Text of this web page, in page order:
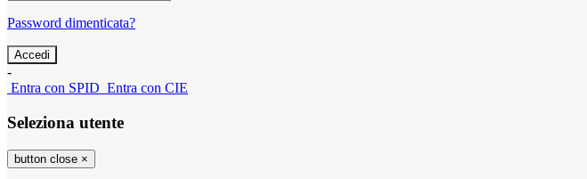
Password dimenticata?
-
Entra con SPID Entra con CIE
Seleziona utente
button close ×